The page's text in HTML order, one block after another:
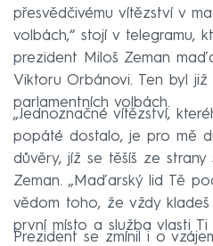
přesvědčivému vítězství v
volbách,“ stojí v telegramu,
prezident Miloš Zeman
Viktoru Orbánovi. Ten byl
parlamentních volbách.
„Jednoznačné vítězství,
popáté dostalo, je pro mě
důvěry, jíž se těšíš ze strany
Zeman. „Maďarský lid Tě
vědom toho, že vždy
první místo a služba vlasti Ti
Prezident se zmínil i o